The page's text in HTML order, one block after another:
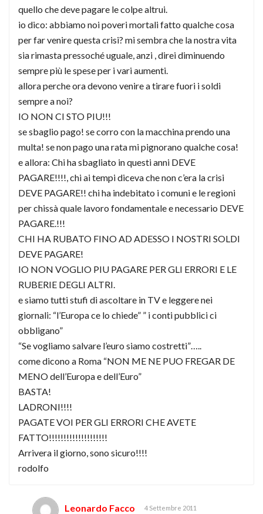
quello che deve pagare le colpe altrui.
io dico: abbiamo noi poveri mortali fatto qualche cosa
per far venire questa crisi? mi sembra che la nostra vita
sia rimasta pressoché uguale, anzi , direi diminuendo
sempre più le spese per i vari aumenti.
allora perche ora devono venire a tirare fuori i soldi
sempre a noi?
IO NON CI STO PIU!!!
se sbaglio pago! se corro con la macchina prendo una
multa! se non pago una rata mi pignorano qualche cosa!
e allora: Chi ha sbagliato in questi anni DEVE
PAGARE!!!!, chi ai tempi diceva che non c’era la crisi
DEVE PAGARE!! chi ha indebitato i comuni e le regioni
per chissà quale lavoro fondamentale e necessario DEVE
PAGARE.!!!
CHI HA RUBATO FINO AD ADESSO I NOSTRI SOLDI
DEVE PAGARE!
IO NON VOGLIO PIU PAGARE PER GLI ERRORI E LE
RUBERIE DEGLI ALTRI.
e siamo tutti stufi di ascoltare in TV e leggere nei
giornali: “l’Europa ce lo chiede” ” i conti pubblici ci
obbligano”
“Se vogliamo salvare l’euro siamo costretti”…..
come dicono a Roma “NON ME NE PUO FREGAR DE
MENO dell’Europa e dell’Euro”
BASTA!
LADRONI!!!!
PAGATE VOI PER GLI ERRORI CHE AVETE
FATTO!!!!!!!!!!!!!!!!!!!!
Arrivera il giorno, sono sicuro!!!!
rodolfo
Leonardo Facco 4 Settembre 2011